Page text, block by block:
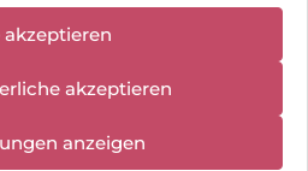
akzeptieren
akzeptieren
anzeigen
Nothing Phone
Grey
458,90
Dir behilflich sein?